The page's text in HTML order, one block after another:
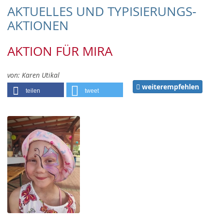
AKTUELLES UND TYPISIERUNGS­
AKTIONEN
AKTION FÜR MIRA
von: Karen Utikal
weiterempfehlen
teilen tweet